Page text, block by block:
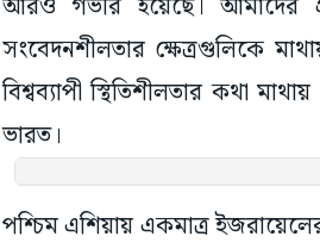
সংবেদনশীলতার ক্ষেত্রগুলিকে
বিশ্বব্যাপী স্থিতিশীলতার কথা
ভারত।
পশ্চিম এশিয়ায় একমাত্র